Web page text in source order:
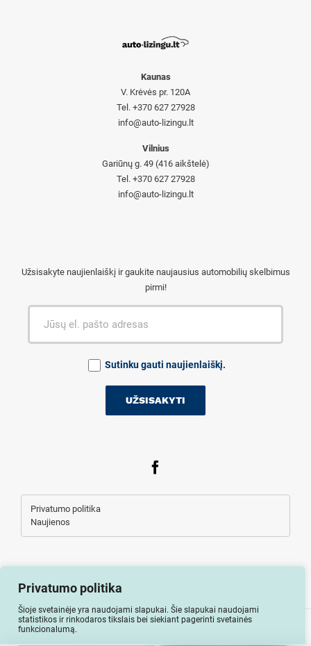
Privatumo politika
Šioje svetainėje yra naudojami slapukai. Šie slapukai naudojami
statistikos ir rinkodaros tikslais bei siekiant pagerinti svetainės
funkcionalumą.
Kaunas
V. Krėvės pr. 120A
Tel. +370 627 27928
info@auto-lizingu.lt
Vilnius
Gariūnų g. 49 (416 aikštelė)
Tel. +370 627 27928
info@auto-lizingu.lt
Užsisakyte naujienlaiškį ir gaukite naujausius automobilių skelbimus
pirmi!
Sutinku gauti naujienlaiškį.
Privatumo politika
Naujienos
Visos teisės saugomos © Auto-lizingu.lt 2026